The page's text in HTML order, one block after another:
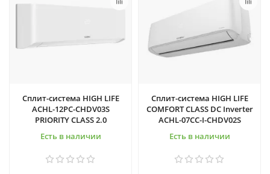
Сплит-система HIGH LIFE
ACHL-12PC-CHDV03S
PRIORITY CLASS 2.0
Есть в наличии
Сплит-система HIGH LIFE
COMFORT CLASS DC Inverter
ACHL-07CC-I-CHDV02S
Есть в наличии